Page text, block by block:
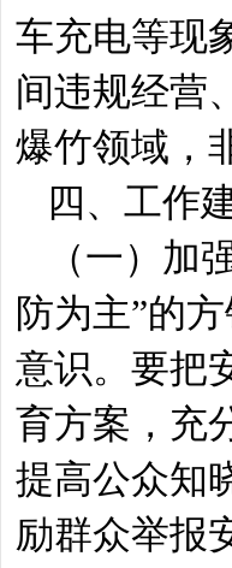
车充电等现
间违规经营
爆竹领域，
四、工作
（一）加
防为主”的
意识。要把
育方案，充
提高公众知
励群众举报